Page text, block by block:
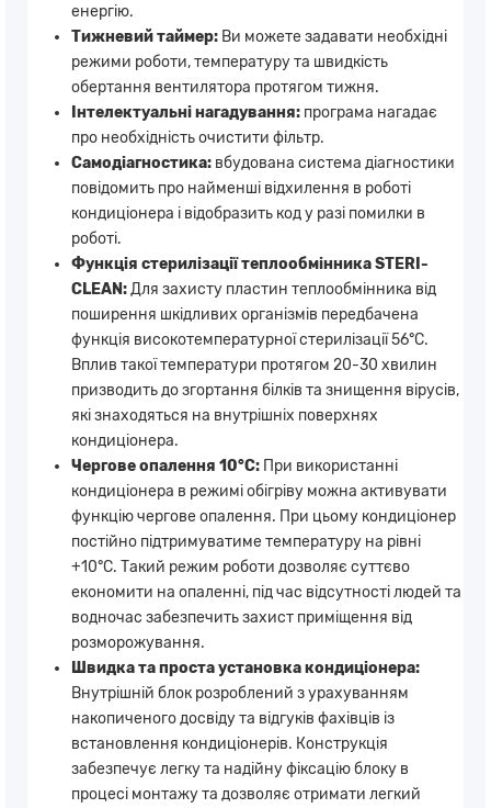
енергію.
Тижневий таймер: Ви можете задавати необхідні
режими роботи, температуру та швидкість
обертання вентилятора протягом тижня.
Інтелектуальні нагадування: програма нагадає
про необхідність очистити фільтр.
Самодіагностика: вбудована система діагностики
повідомить про найменші відхилення в роботі
кондиціонера і відобразить код у разі помилки в
роботі.
Функція стерилізації теплообмінника STERI-
CLEAN:Для захисту пластин теплообмінника від
поширення шкідливих організмів передбачена
функція високотемпературної стерилізації 56°C.
Вплив такої температури протягом 20-30 хвилин
призводить до згортання білків та знищення вірусів,
які знаходяться на внутрішніх поверхнях
кондиціонера.
Чергове опалення 10°С: При використанні
кондиціонера в режимі обігріву можна активувати
функцію чергове опалення. При цьому кондиціонер
постійно підтримуватиме температуру на рівні
+10°С. Такий режим роботи дозволяє суттєво
економити на опаленні, під час відсутності людей та
водночас забезпечить захист приміщення від
розморожування.
Швидка та проста установка кондиціонера:
Внутрішній блок розроблений з урахуванням
накопиченого досвіду та відгуків фахівців із
встановлення кондиціонерів. Конструкція
забезпечує легку та надійну фіксацію блоку в
процесі монтажу та дозволяє отримати легкий